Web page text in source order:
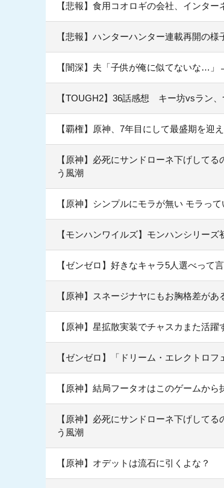
【悲報】食用コオロギの会社、インタ
【悲報】ハンターハンター連載再開の
【闇深】夫「子供が俺に似てないな…
【TOUGH2】36話感想 キー坊vsラン、
【覇権】原神、7年目にして最盛期を迎
【原神】必死にサンドローネ下げして
う風潮
【原神】シンプルにモラが無い モラっ
【モンハンワイルズ】モンハンシリー
【ゼンゼロ】好きなキャラ5人選べって
【原神】スネージナヤにもお胸格差があ
【原神】星拡散実装でチャスカまた活
【ゼンゼロ】「ドリーム・エレクトロ
【原神】結局フータオはこのゲームから
【原神】必死にサンドローネ下げして
う風潮
【原神】オデットは流石に引くよな？